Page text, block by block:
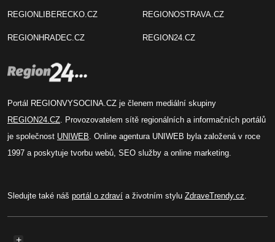
REGIONLIBERECKO.CZ
REGIONHRADEC.CZ
REGIONOSTRAVA.CZ
REGION24.CZ
Portál REGIONVYSOCINA.CZ je členem mediální skupiny
REGION24.CZ . Provozovatelem sítě regionálních a informačních portálů
je společnost UNIWEB . Online agentura UNIWEB byla založená v roce
1997 a poskytuje tvorbu webů, SEO služby a online marketing.
Sledujte také náš portál o zdraví a životním stylu ZdraveTrendy.cz
+